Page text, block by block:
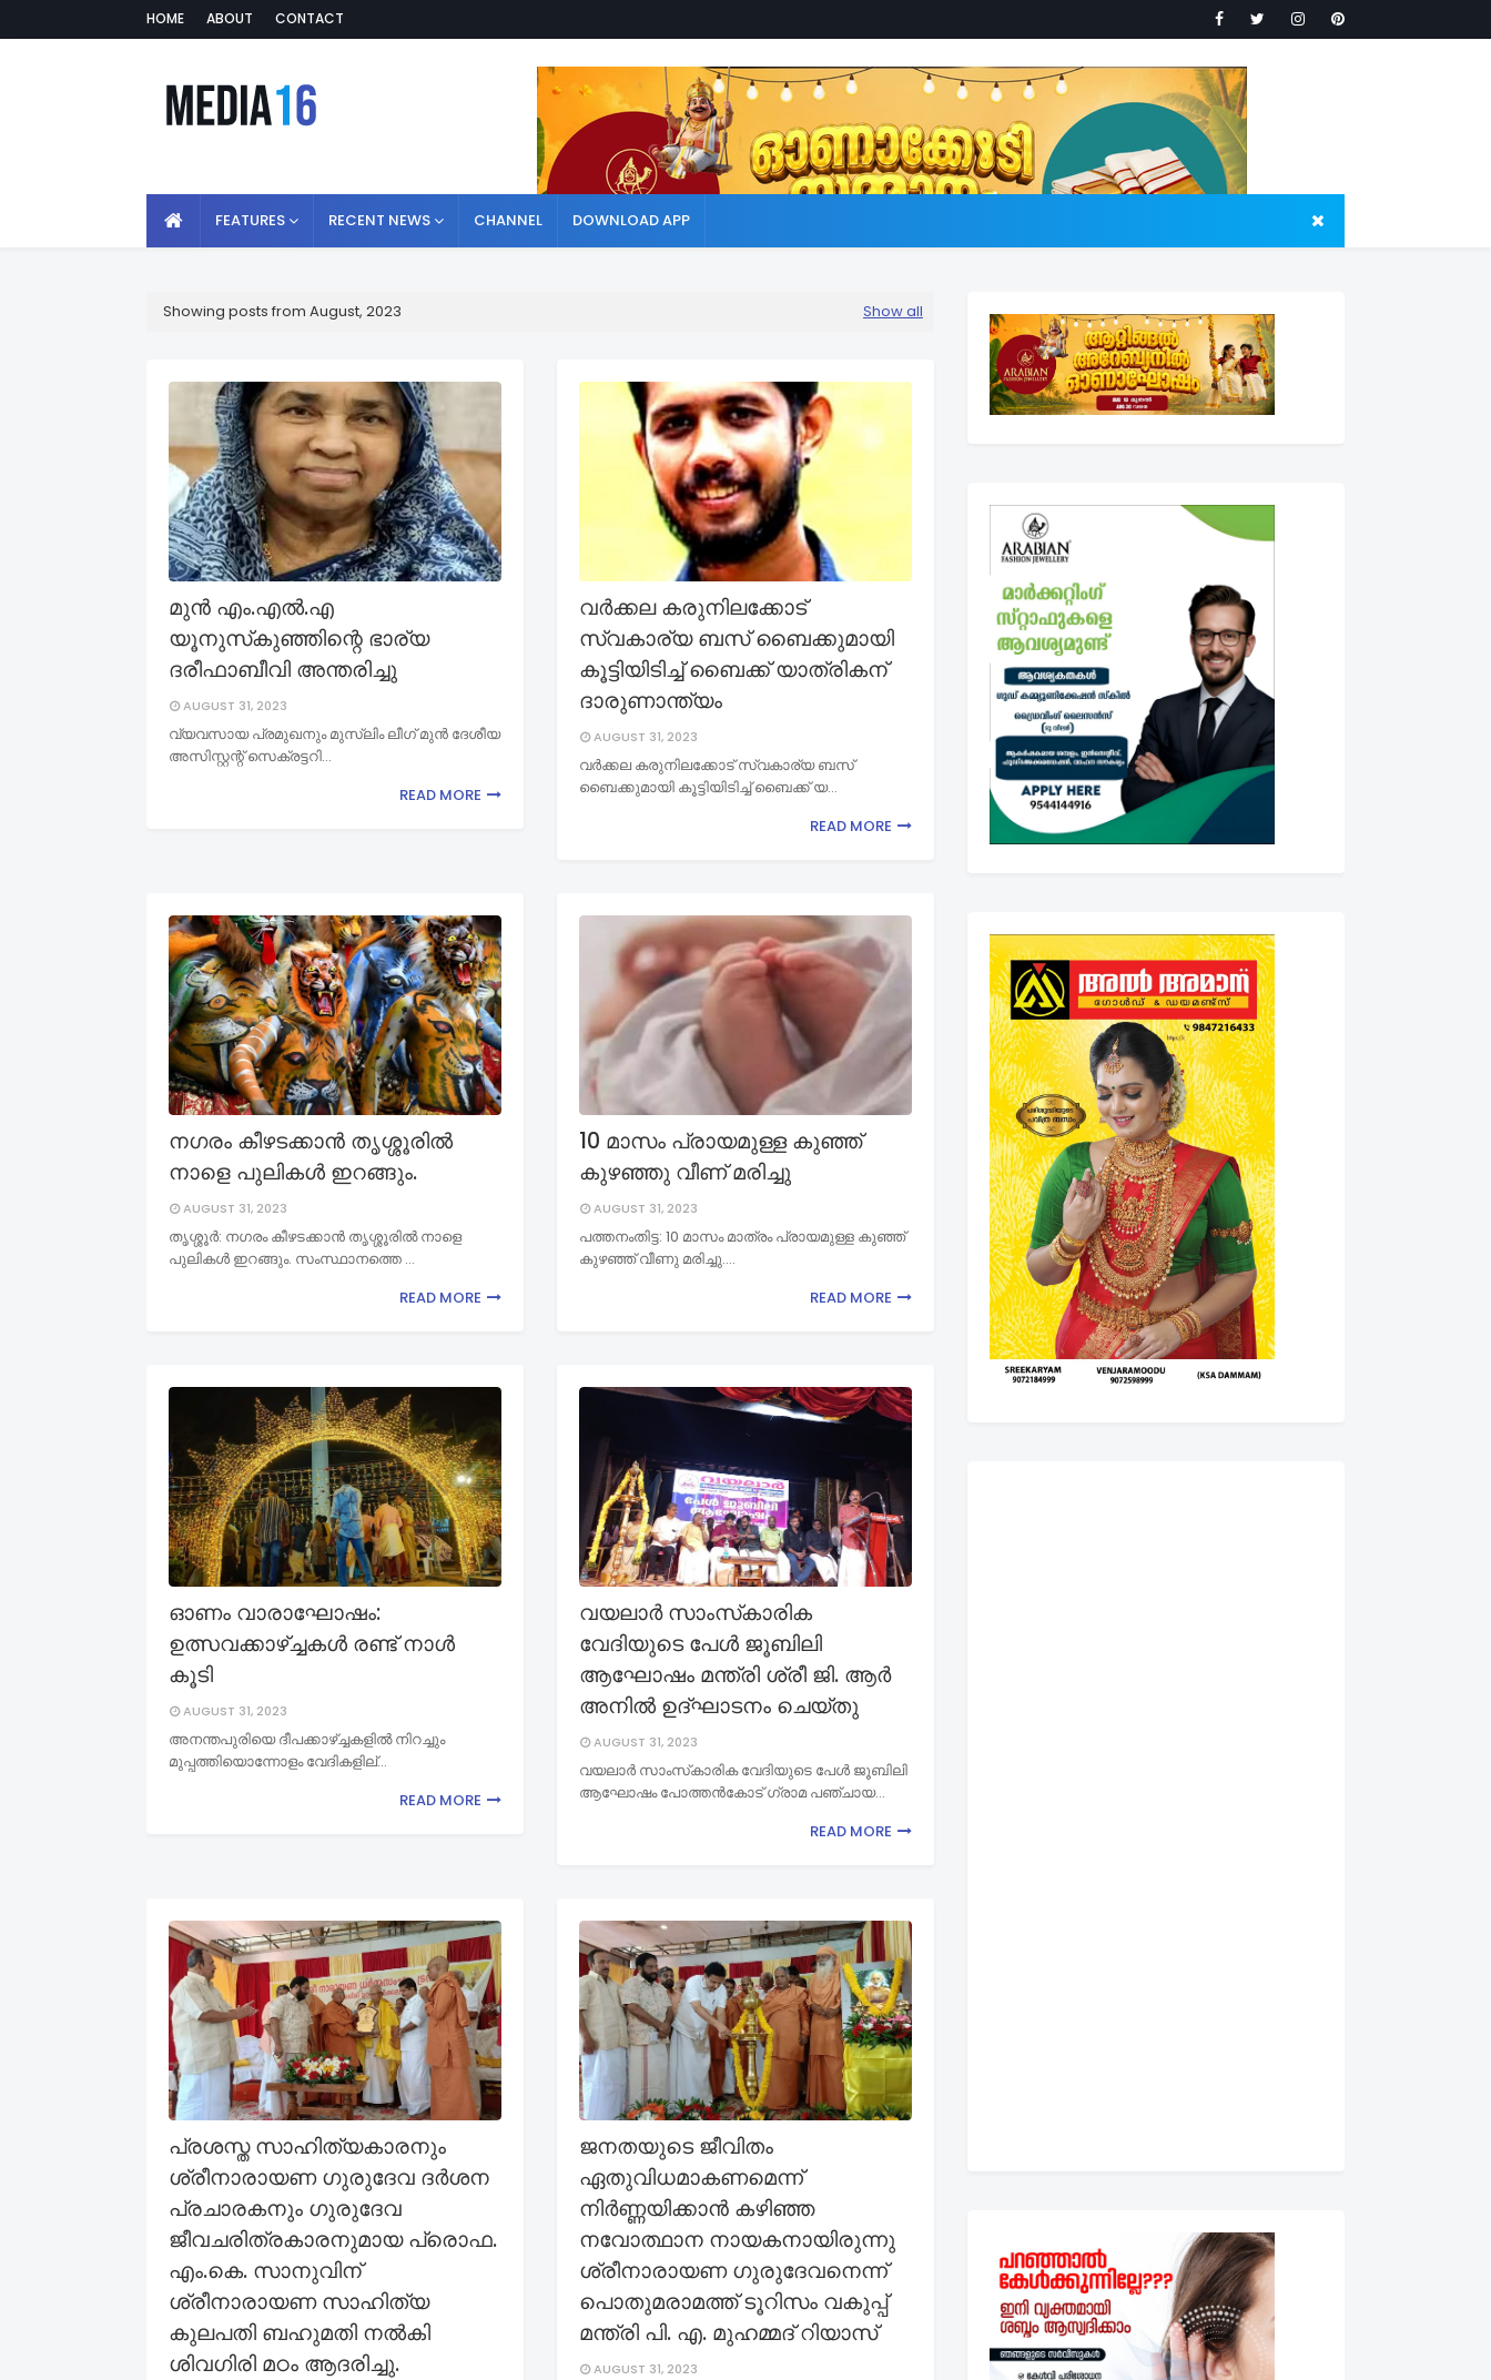
HOME ABOUT CONTACT
FEATURES RECENT NEWS CHANNEL DOWNLOAD APP
Showing posts from August, 2023 Show all
മുന്‍ എം.എല്‍.എ
യൂനുസ്‌കുഞ്ഞിന്റെ ഭാര്യ
ദരീഫാബീവി അന്തരിച്ചു
AUGUST 31, 2023
വ്യവസായ പ്രമുഖനും മുസ്‌ലിം ലീഗ് മുന്‍ ദേശീയ
അസിസ്റ്റന്റ് സെക്രട്ടറി…
READ MORE
വർക്കല കരുനിലക്കോട്
സ്വകാര്യ ബസ് ബൈക്കുമായി
കൂട്ടിയിടിച്ച് ബൈക്ക് യാത്രികന്
ദാരുണാന്ത്യം
AUGUST 31, 2023
വർക്കല കരുനിലക്കോട് സ്വകാര്യ ബസ്
ബൈക്കുമായി കൂട്ടിയിടിച്ച് ബൈക്ക് യ…
READ MORE
നഗരം കീഴടക്കാൻ തൃശ്ശൂരിൽ
നാളെ പുലികൾ ഇറങ്ങും.
AUGUST 31, 2023
തൃശ്ശൂർ: നഗരം കീഴടക്കാൻ തൃശ്ശൂരിൽ നാളെ
പുലികൾ ഇറങ്ങും. സംസ്ഥാനത്തെ …
READ MORE
10 മാസം പ്രായമുള്ള കുഞ്ഞ്
കുഴഞ്ഞു വീണ് മരിച്ചു
AUGUST 31, 2023
പത്തനംതിട്ട: 10 മാസം മാത്രം പ്രായമുള്ള കുഞ്ഞ്
കുഴഞ്ഞ് വീണു മരിച്ചു.…
READ MORE
ഓണം വാരാഘോഷം:
ഉത്സവക്കാഴ്ച്ചകള്‍ രണ്ട് നാള്‍
കൂടി
AUGUST 31, 2023
അനന്തപുരിയെ ദീപക്കാഴ്ച്ചകളില്‍ നിറച്ചും
മുപ്പത്തിയൊന്നോളം വേദികളില്…
READ MORE
വയലാർ സാംസ്‌കാരിക
വേദിയുടെ പേൾ ജൂബിലി
ആഘോഷം മന്ത്രി ശ്രീ ജി. ആർ
അനിൽ ഉദ്ഘാടനം ചെയ്തു
AUGUST 31, 2023
വയലാർ സാംസ്‌കാരിക വേദിയുടെ പേൾ ജൂബിലി
ആഘോഷം പോത്തൻകോട് ഗ്രാമ പഞ്ചായ…
READ MORE
പ്രശസ്ത സാഹിത്യകാരനും
ശ്രീനാരായണ ഗുരുദേവ ദര്‍ശന
പ്രചാരകനും ഗുരുദേവ
ജീവചരിത്രകാരനുമായ പ്രൊഫ.
എം.കെ. സാനുവിന്
ശ്രീനാരായണ സാഹിത്യ
കുലപതി ബഹുമതി നല്‍കി
ശിവഗിരി മഠം ആദരിച്ചു.
ജനതയുടെ ജീവിതം
ഏതുവിധമാകണമെന്ന്
നിര്‍ണ്ണയിക്കാന്‍ കഴിഞ്ഞ
നവോത്ഥാന നായകനായിരുന്നു
ശ്രീനാരായണ ഗുരുദേവനെന്ന്
പൊതുമരാമത്ത് ടൂറിസം വകുപ്പ്
മന്ത്രി പി. എ. മുഹമ്മദ് റിയാസ്
AUGUST 31, 2023